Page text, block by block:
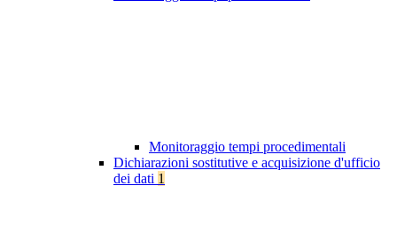
Monitoraggio tempi procedimentali
Dichiarazioni sostitutive e acquisizione d'ufficio
dei dati 1